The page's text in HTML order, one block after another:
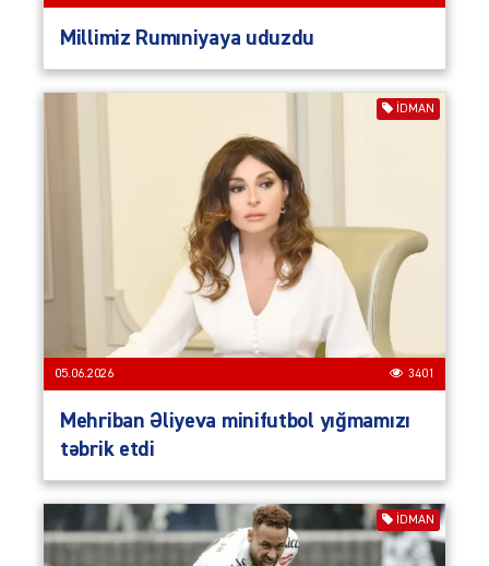
Millimiz Rumıniyaya uduzdu
İDMAN
05.06.2026 3401
Mehriban Əliyeva minifutbol yığmamızı
təbrik etdi
İDMAN